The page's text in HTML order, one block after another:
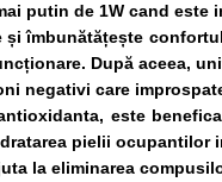
putin de 1W cand este
îmbunătățește
După aceea,
negativi care
este
pielii
la eliminarea